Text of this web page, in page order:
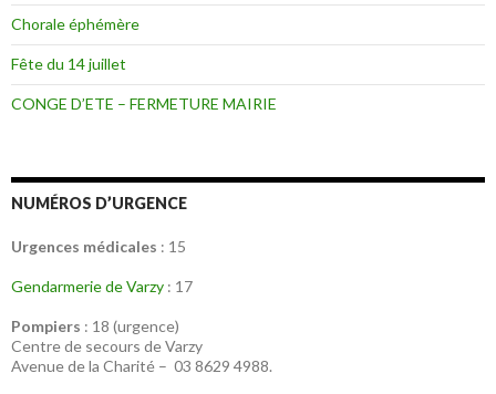
Chorale éphémère
Fête du 14 juillet
CONGE D’ETE – FERMETURE MAIRIE
NUMÉROS D’URGENCE
Urgences médicales : 15
Gendarmerie de Varzy : 17
Pompiers : 18 (urgence)
Centre de secours de Varzy
Avenue de la Charité – 03 8629 4988.